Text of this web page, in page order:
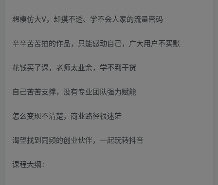
想模仿大V，却摸不透、学不会人家的流量密码
辛辛苦苦拍的作品，只能感动自己，广大用户不买账
花钱买了课，老师太业余，学不到干货
自己苦苦支撑，没有专业团队强力赋能
怎么变现不清楚，商业路径很迷茫
渴望找到同频的创业伙伴，一起玩转抖音
课程大纲：